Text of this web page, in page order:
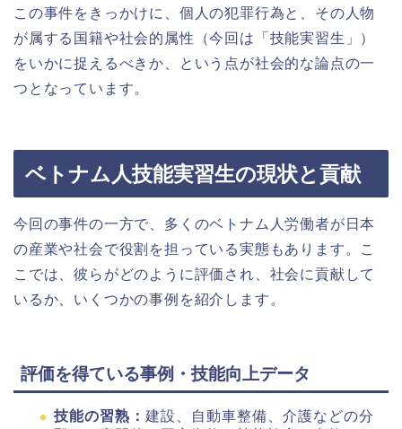
この事件をきっかけに、個人の犯罪行為と、その人物
が属する国籍や社会的属性（今回は「技能実習生」）
をいかに捉えるべきか、という点が社会的な論点の一
つとなっています。
ベトナム人技能実習生の現状と貢献
今回の事件の一方で、多くのベトナム人労働者が日本
の産業や社会で役割を担っている実態もあります。こ
こでは、彼らがどのように評価され、社会に貢献して
いるか、いくつかの事例を紹介します。
評価を得ている事例・技能向上データ
技能の習熟： 建設、自動車整備、介護などの分